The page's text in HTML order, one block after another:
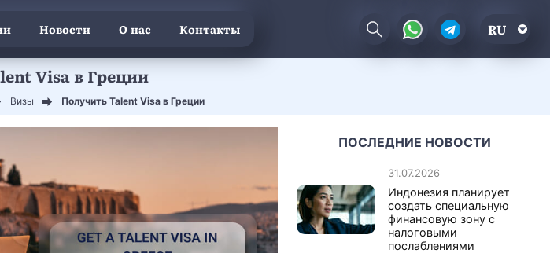
Новости О нас Контакты RU
Visa в Греции
Визы Получить Talent Visa в Греции
ПОСЛЕДНИЕ НОВОСТИ
31.07.2026
Индонезия планирует
создать специальную
финансовую зону с
налоговыми
послаблениями